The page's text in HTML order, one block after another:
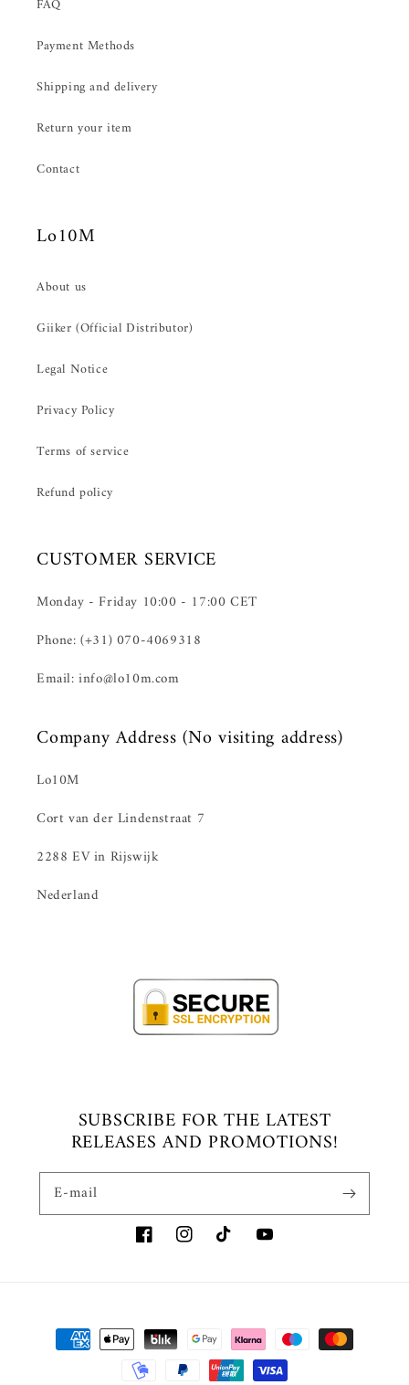
FAQ
Payment Methods
Shipping and delivery
Return your item
Contact
Lo10M
About us
Giiker (Official Distributor)
Legal Notice
Privacy Policy
Terms of service
Refund policy
CUSTOMER SERVICE
Monday - Friday 10:00 - 17:00 CET
Phone: (+31) 070-4069318
Email: info@lo10m.com
Company Address (No visiting address)
Lo10M
Cort van der Lindenstraat 7
2288 EV in Rijswijk
Nederland
SUBSCRIBE FOR THE LATEST
RELEASES AND PROMOTIONS!
E-mail
FacebookInstagramTikTokYoutube
Metody
płatności